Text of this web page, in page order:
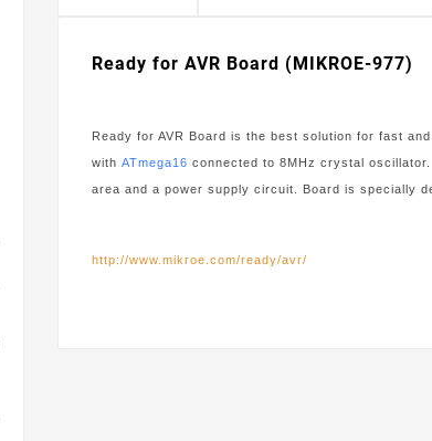
Ready for AVR Board (MIKROE-977)
Ready for AVR Board is the best solution for fast
withATmega16 connected to 8MHz crystal
area and a power supply circuit. Board is specially
http://www.mikroe.com/ready/avr/